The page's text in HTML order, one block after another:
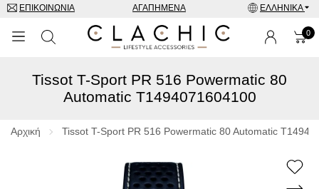
ΕΠΙΚΟΙΝΩΝΊΑ ΑΓΑΠΗΜΈΝΑ ΕΛΛΗΝΙΚΆ
0
ΜΑΡΚΕΣ
ΓΥΑΛΙΆ ΗΛΊΟΥ
Tissot T-Sport PR 516 Powermatic 80
Automatic T1494071604100
Αρχική Tissot T-Sport PR 516 Powermatic 80 Automatic